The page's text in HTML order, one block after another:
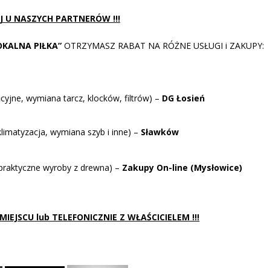
U NASZYCH PARTNERÓW !!!
PIŁKA”OTRZYMASZ RABAT NA RÓŻNE USŁUGI i ZAKUPY:
wymiana tarcz, klocków, filtrów) – DG Łosień
wymiana szyb i inne) – Sławków
wyroby z drewna) – Zakupy On-line (Mysłowice)
lub TELEFONICZNIE Z WŁAŚCICIELEM !!!